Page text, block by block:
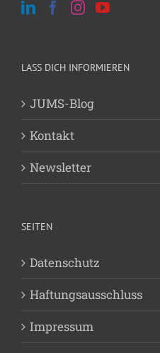
LASS DICH INFORMIEREN
JUMS-Blog
Kontakt
Newsletter
SEITEN
Datenschutz
Haftungsausschluss
Impressum